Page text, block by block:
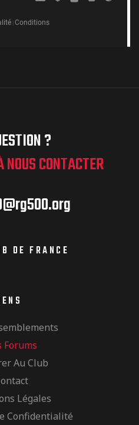
?
CONTACTER
DE FRANCE
Forums
Au Club
Légales
Confidentialité